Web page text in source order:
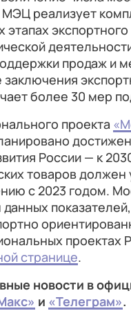
МЭЦ реализует
продаж и
более 30 мер
проекта
России — к
товаров
с 2023 годом.
проектах
странице.
новости в
и «Телеграм».